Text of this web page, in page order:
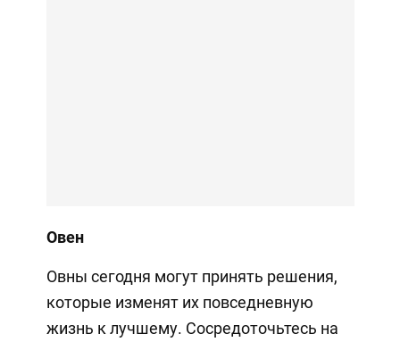
Овен
Овны сегодня могут принять решения,
которые изменят их повседневную
жизнь к лучшему. Сосредоточьтесь на